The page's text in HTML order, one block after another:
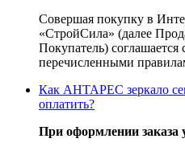
Совершая покупку в
«СтройСила» (далее
Покупатель)
перечисленными
Как АНТАРЕС зеркало
оплатить?
При оформлении